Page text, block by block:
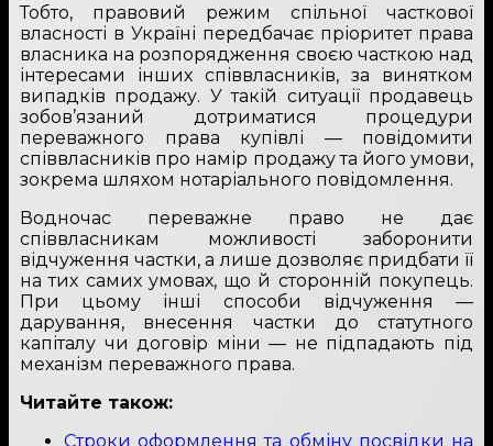
Тобто, правовий режим спільної часткової
власності в Україні передбачає пріоритет права
власника на розпорядження своєю часткою над
інтересами інших співвласників, за винятком
випадків продажу. У такій ситуації продавець
зобов’язаний дотриматися процедури
переважного права купівлі — повідомити
співвласників про намір продажу та його умови,
зокрема шляхом нотаріального повідомлення.
Водночас переважне право не дає
співвласникам можливості заборонити
відчуження частки, а лише дозволяє придбати її
на тих самих умовах, що й сторонній покупець.
При цьому інші способи відчуження —
дарування, внесення частки до статутного
капіталу чи договір міни — не підпадають під
механізм переважного права.
Читайте також:
Строки оформлення та обміну посвідки на